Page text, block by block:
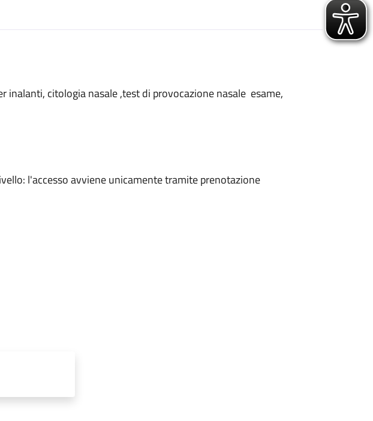
inalanti, citologia nasale ,test di provocazione nasale esame,
l'accesso avviene unicamente tramite prenotazione